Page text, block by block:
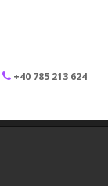
+40 785 213 624